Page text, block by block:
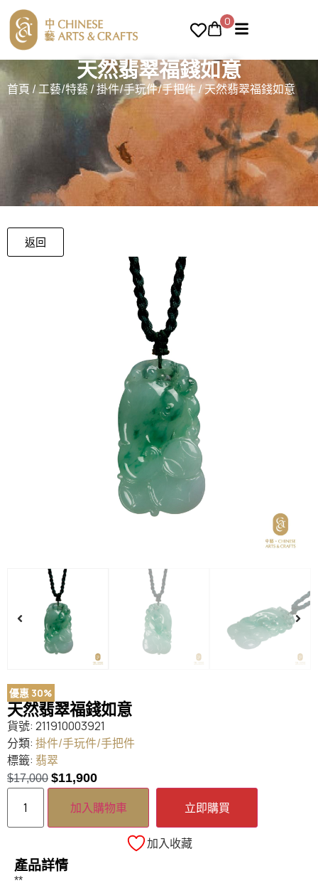
0
天然翡翠福錢如意
首頁 /工藝/特藝/掛件/手玩件/手把件/ 天然翡翠福錢如意
返回
優惠 30%
天然翡翠福錢如意
貨號: 211910003921
分類: 掛件/手玩件/手把件
標籤: 翡翠
$17,000 $11,900
加入購物車 立即購買
加入收藏
產品詳情
**